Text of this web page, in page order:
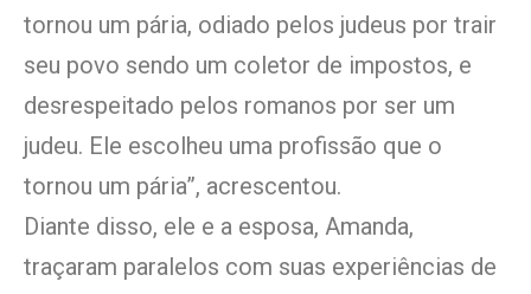
tornou um pária, odiado pelos judeus por trair
seu povo sendo um coletor de impostos, e
desrespeitado pelos romanos por ser um
judeu. Ele escolheu uma profissão que o
tornou um pária”, acrescentou.
Diante disso, ele e a esposa, Amanda,
traçaram paralelos com suas experiências de